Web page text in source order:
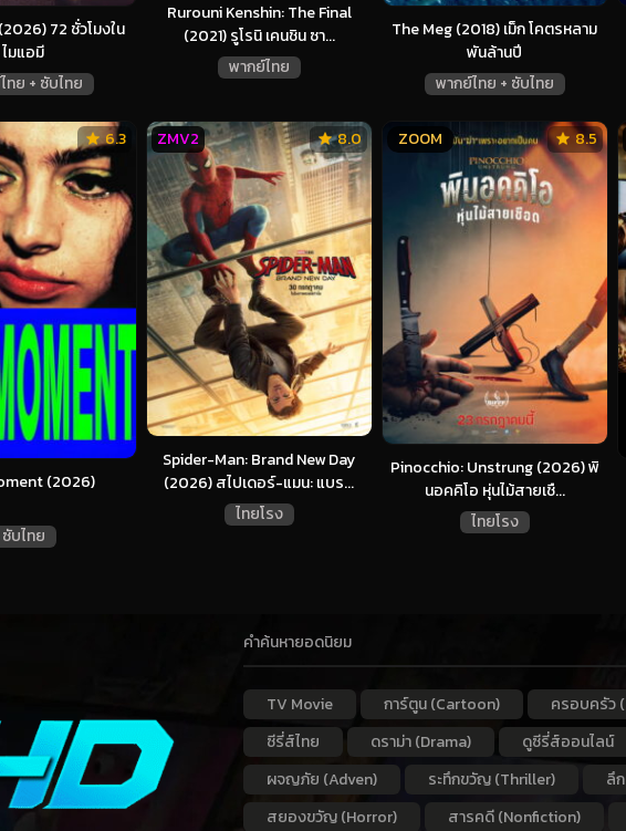
72 ชั่วโมงใน
ไมแอมี
ทย + ซับไทย
Rurouni Kenshin: The Final
(2021) รูโรนิ เคนชิน ซา...
พากย์ไทย
The Meg (2018) เม็ก โคตรหลาม
พันล้านปี
พากย์ไทย + ซับไทย
(2026)
ซับไทย
6.3
Spider-Man: Brand New Day
(2026) สไปเดอร์-แมน: แบร...
ไทยโรง
8.0
ZMV2
Pinocchio: Unstrung (2026) พิ
นอคคิโอ หุ่นไม้สายเชื...
ไทยโรง
8.5
ZOOM
คำค้นหายอดนิยม
TV Movie การ์ตูน (Cartoon)
ครอบครัว
ซีรี่ส์ไทย
ดราม่า (Drama)
ดูซีรี่ส์ออนไลน์
ผจญภัย (Adven)
ระทึกขวัญ (Thriller)
ลึ
สยองขวัญ (Horror)
สารคดี (Nonfiction)